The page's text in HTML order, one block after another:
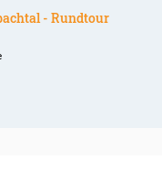
- Rundtour